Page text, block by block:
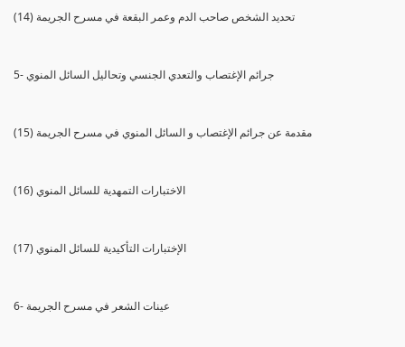
(14) تحديد الشخص صاحب الدم وعمر البقعة في مسرح الجريمة
5- جرائم الإغتصاب والتعدي الجنسي وتحاليل السائل المنوي
(15) مقدمة عن جرائم الإغتصاب و السائل المنوي في مسرح الجريمة
(16) الاختبارات التمهدية للسائل المنوي
(17) الإختبارات التأكيدية للسائل المنوي
6- عينات الشعر في مسرح الجريمة